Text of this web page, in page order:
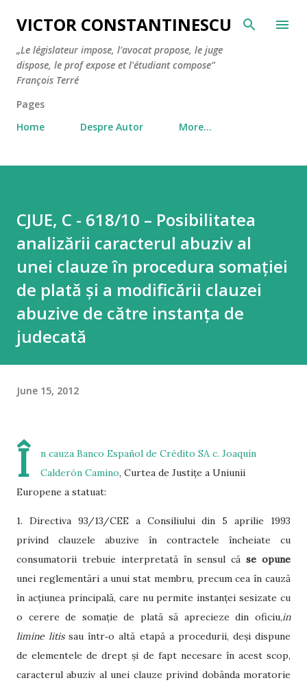
Skip to main content
VICTOR CONSTANTINESCU
„Le législateur impose, l'avocat propose, le juge
dispose, le prof expose et l'étudiant compose”
François Terré
Pages
Home
Despre Autor More…
CJUE, C - 618/10 – Posibilitatea
analizării caracterul abuziv al
unei clauze în procedura somației
de plată și a modificării clauzei
abuzive de către instanța de
judecată
June 15, 2012
Î n cauza Banco Español de Crédito SA c. Joaquín
Calderón Camino, Curtea de Justițe a Uniunii
Europene a statuat:
1. Directiva 93/13/CEE a Consiliului din 5 aprilie 1993
privind clauzele abuzive în contractele încheiate cu
consumatorii trebuie interpretată în sensul căse opune
unei reglementări a unui stat membru, precum cea în cauză
în acțiunea principală, care nu permite instanței sesizate cu
o cerere de somație de plată să aprecieze din oficiu,in
limine litissau într‑o altă etapă a procedurii, deși dispune
de elementele de drept și de fapt necesare în acest scop,
caracterul abuziv al unei clauze privind dobânda moratorie